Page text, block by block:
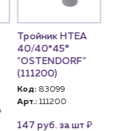
Тройник HTEA
40/40*45°
"OSTENDORF"
(111200)
Код: 83099
Арт.: 111200
147 руб. за шт₽